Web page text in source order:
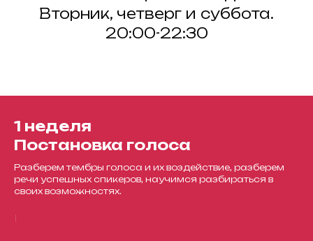
Вторник, четверг и суббота.
20:00-22:30
1 неделя
Постановка голоса
Разберем тембры голоса и их воздействие, разберем
речи успешных спикеров, научимся разбираться в
своих возможностях.